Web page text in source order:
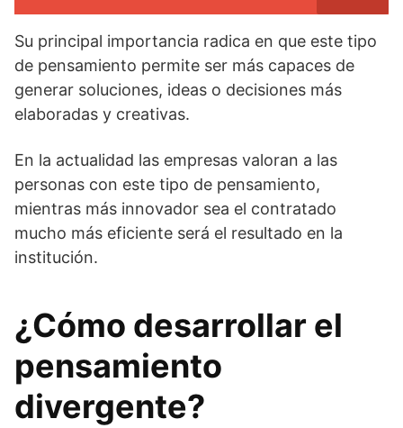
Su principal importancia radica en que este tipo
de pensamiento permite ser más capaces de
generar soluciones, ideas o decisiones más
elaboradas y creativas.
En la actualidad las empresas valoran a las
personas con este tipo de pensamiento,
mientras más innovador sea el contratado
mucho más eficiente será el resultado en la
institución.
¿Cómo desarrollar el
pensamiento
divergente?